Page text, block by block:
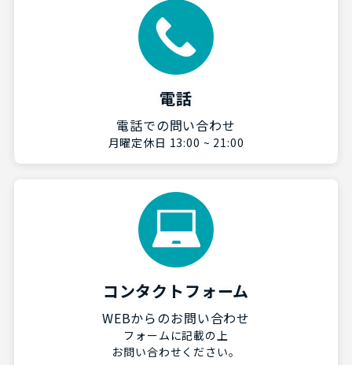
電話
電話での問い合わせ
月曜定休日 13:00 ~ 21:00
コンタクトフォーム
WEBからのお問い合わせ
フォームに記載の上
お問い合わせください。